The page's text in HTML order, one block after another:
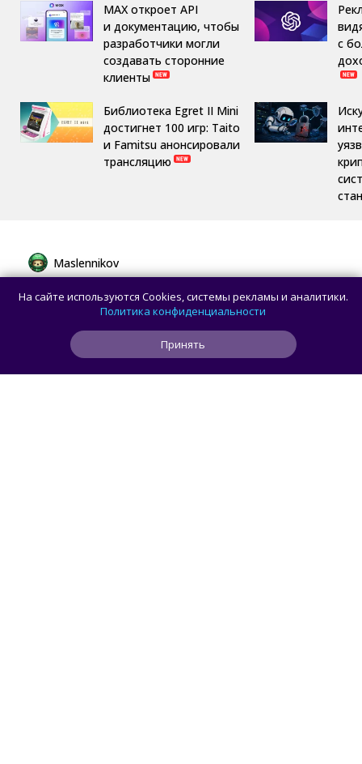
MAX откроет API
и документацию, чтобы
разработчики могли
создавать сторонние
клиенты
Библиотека Egret II Mini
достигнет 100 игр: Taito
и Famitsu анонсировали
трансляцию
с
Maslennikov
Пошлина 5%, а НДС 22%: как изменятся
правила ввоза товаров из-за рубежа
На сайте используются Cookies, системы рекламы и аналитики.
Политика конфиденциальности
Принять